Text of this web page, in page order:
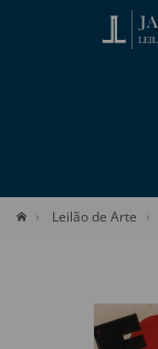
Leilão de Arte